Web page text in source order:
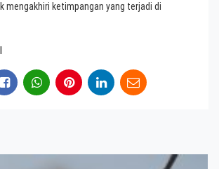
mengakhiri ketimpangan yang terjadi di